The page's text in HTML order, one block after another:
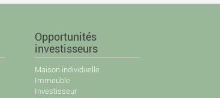
Opportunités
investisseurs
Maison individuelle
Immeuble
Investisseur